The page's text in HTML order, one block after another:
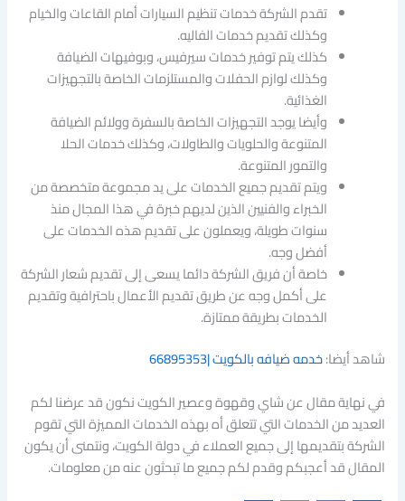
تقدم الشركة خدمات تنظيم السيارات أمام القاعات والخيام
وكذلك تقديم خدمات الفاليه.
كذلك يتم توفير خدمات سيرفيس، وبوفيهات الضيافة
وكذلك لوازم الحفلات والمستلزمات الخاصة بالتجهيزات
الغذائية.
وأيضا يوجد التجهيزات الخاصة بالسفرة وولائم الضيافة
المتنوعة والحلويات والطاولات، وكذلك خدمات الحلا
والتمور المتنوعة.
ويتم تقديم جميع الخدمات على يد مجموعة متخصصة من
الخبراء والفنيين الذين لديهم خبرة في هذا المجال منذ
سنوات طويلة، ويعملون على تقديم هذه الخدمات على
أفضل وجه.
خاصة أن فريق الشركة دائما يسعى إلى تقديم شعار الشركة
على أكمل وجه عن طريق تقديم الأعمال باحترافية وتقديم
الخدمات بطريقة ممتازة.
شاهد أيضا:خدمه ضيافه بالكويت |66895353
في نهاية مقال عن شاي وقهوة وعصير الكويت نكون قد عرضنا لكم
العديد من الخدمات التي تتعلق أه بهذه الخدمات المميزة التي تقوم
الشركة بتقديمها إلى جميع العملاء في دولة الكويت، ونتمنى أن يكون
المقال قد أعجبكم وقدم لكم جميع ما تبحثون عنه من معلومات.